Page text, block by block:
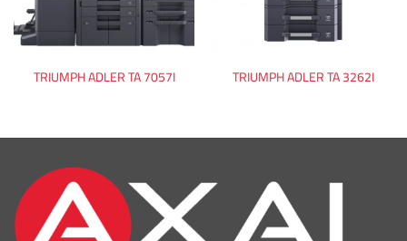
TRIUMPH ADLER TA 7057I TRIUMPH ADLER TA 3262I